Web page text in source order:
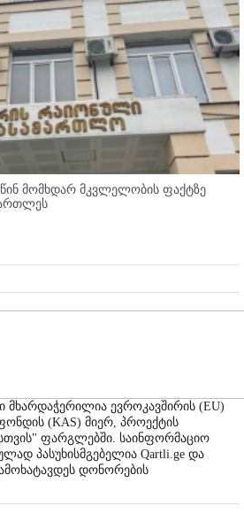
მომხდარ მკვლელობის ფაქტზე
ევროკავშირის (EU)
(KAS) მიერ, პროექტის
ფარგლებში. საინფორმაციო
პასუხისმგებელია Qartli.ge და
დონორების